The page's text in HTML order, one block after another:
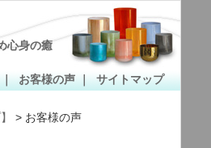
心身の癒
お客様の声 サイトマップ
> お客様の声